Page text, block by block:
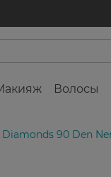
Волосы
90 Den